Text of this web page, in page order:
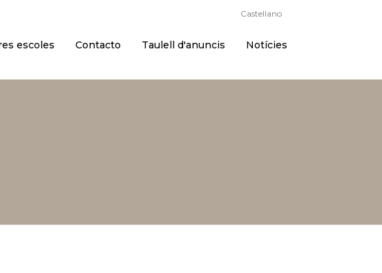
escoles Contacto Taulell d'anuncis Notícies
Castellano